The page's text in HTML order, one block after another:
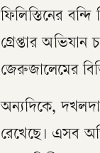
ফিলিস্তিনের
গ্রেপ্তার
জেরুজালেমের
অন্যদিকে,
রেখেছে। এসব